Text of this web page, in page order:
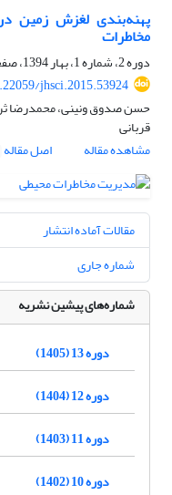
پهنه‌بندی لغزش زمین
مخاطرات
دوره 2، شماره 1، بهار 1394، صفحه
jhsci.2015.53924
حسن صدوق ونینی، محمدرضا
قربانی
مشاهده مقاله
اصل مقاله
مقالات آماده انتشار
شماره جاری
شماره‌های پیشین نشریه
دوره 13 (1405)
دوره 12 (1404)
دوره 11 (1403)
دوره 10 (1402)